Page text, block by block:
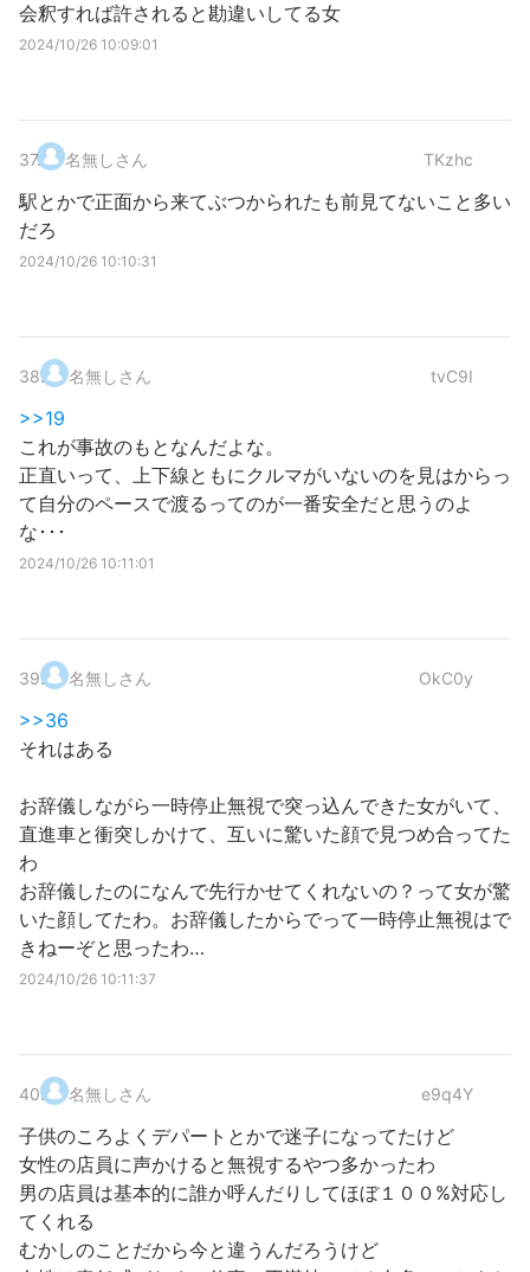
会釈すれば許されると勘違いしてる女
2024/10/26 10:09:01
37. 名無しさん TKzhc
駅とかで正面から来てぶつかられたも前見てないこと多い
だろ
2024/10/26 10:10:31
38. 名無しさん tvC9I
>>19
これが事故のもとなんだよな。
正直いって、上下線ともにクルマがいないのを見はからっ
て自分のペースで渡るってのが一番安全だと思うのよ
な･･･
2024/10/26 10:11:01
39. 名無しさん OkC0y
>>36
それはある
お辞儀しながら一時停止無視で突っ込んできた女がいて、
直進車と衝突しかけて、互いに驚いた顔で見つめ合ってた
わ
お辞儀したのになんで先行かせてくれないの？って女が驚
いた顔してたわ。お辞儀したからでって一時停止無視はで
きねーぞと思ったわ…
2024/10/26 10:11:37
40. 名無しさん e9q4Y
子供のころよくデパートとかで迷子になってたけど
女性の店員に声かけると無視するやつ多かったわ
男の店員は基本的に誰か呼んだりしてほぼ１００%対応し
てくれる
むかしのことだから今と違うんだろうけど